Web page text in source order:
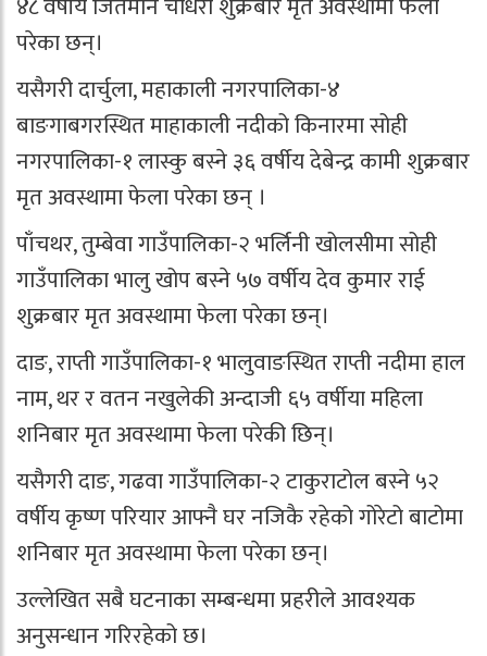
परेका छन्।
यसैगरी दार्चुला, महाकाली नगरपालिका-४
बाङगाबगरस्थित माहाकाली नदीको किनारमा सोही
नगरपालिका-१ लास्कु बस्ने ३६ वर्षीय देबेन्द्र कामी शुक्रबार
मृत अवस्थामा फेला परेका छन् ।
पाँचथर, तुम्बेवा गाउँपालिका-२ भर्लिनी खोलसीमा सोही
गाउँपालिका भालु खोप बस्ने ५७ वर्षीय देव कुमार राई
शुक्रबार मृत अवस्थामा फेला परेका छन्।
दाङ, राप्ती गाउँपालिका-१ भालुवाङस्थित राप्ती नदीमा हाल
नाम, थर र वतन नखुलेकी अन्दाजी ६५ वर्षीया महिला
शनिबार मृत अवस्थामा फेला परेकी छिन्।
यसैगरी दाङ, गढवा गाउँपालिका-२ टाकुराटोल बस्ने ५२
वर्षीय कृष्ण परियार आफ्नै घर नजिकै रहेको गोरेटो बाटोमा
शनिबार मृत अवस्थामा फेला परेका छन्।
उल्लेखित सबै घटनाका सम्बन्धमा प्रहरीले आवश्यक
अनुसन्धान गरिरहेको छ।